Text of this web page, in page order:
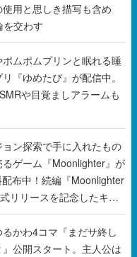
使用と思しき描写も含め
を交わす
ムポムプリンと眠れる睡
『ゆめたび』が配信中。
や目覚ましアラームも
ョン探索で手に入れたもの
ゲーム『Moonlighter』が
布中！続編『Moonlighter
リリースを記念したキャ
かわ4コマ『まだサ終し
公開スタート。主人公は